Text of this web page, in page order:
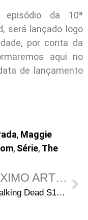
episódio da 10ª
será lançado logo
por conta da
aqui no
de lançamento
, Maggie
, Série, The
PRÓXIMO ARTIGO
The Walking Dead S10E15: 5 coisas que você pode ter perdido em “The Tower”